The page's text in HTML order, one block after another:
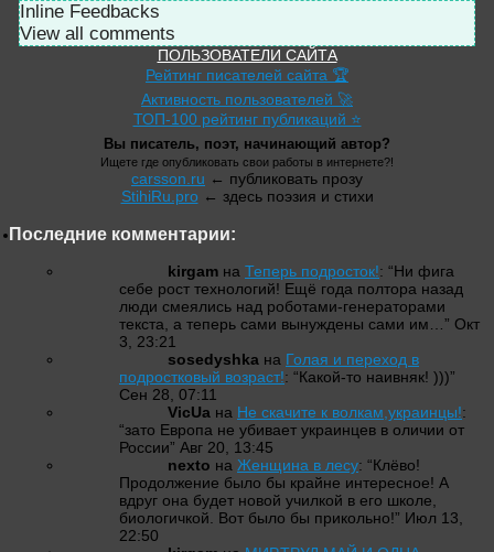
Inline Feedbacks
View all comments
ПОЛЬЗОВАТЕЛИ САЙТА
Рейтинг писателей сайта 🏆
Активность пользователей 🚀
ТОП-100 рейтинг публикаций ⭐
Вы писатель, поэт, начинающий автор?
Ищете где опубликовать свои работы в интернете?!
carsson.ru ← публиковать прозу
StihiRu.pro ← здесь поэзия и стихи
Последние комментарии:
kirgam на Теперь подросток!: “Ни фига
себе рост технологий! Ещё года полтора назад
люди смеялись над роботами-генераторами
текста, а теперь сами вынуждены сами им… ” Окт
3, 23:21
sosedyshka на Голая и переход в
подростковый возраст!: “Какой-то наивняк! )))”
Сен 28, 07:11
VicUa на Не скачите к волкам,украинцы!:
“зато Европа не убивает украинцев в оличии от
России” Авг 20, 13:45
nexto на Женщина в лесу: “Клёво!
Продолжение было бы крайне интересное! А
вдруг она будет новой училкой в его школе,
биологичкой. Вот было бы прикольно!” Июл 13,
22:50